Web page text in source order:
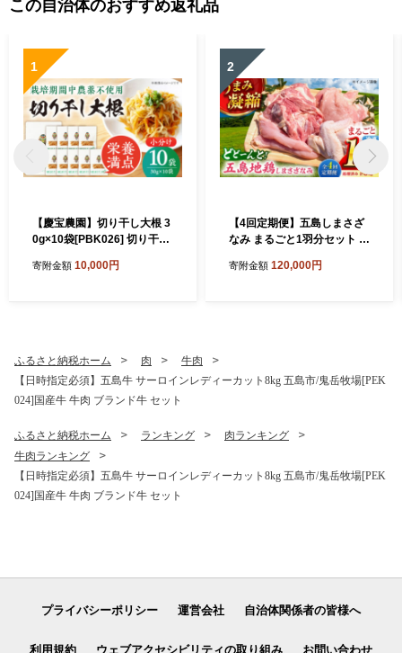
この自治体のおすすめ返礼品
1
【慶宝農園】切り干し大根 3
0g×10袋[PBK026] 切り干し
こん 小分け 野菜 乾物 乾燥
寄附金額 10,000円
2
【4回定期便】五島しまさざ
なみ まるごと1羽分セット 冷
なみ農園 [PHH003]
寄附金額 120,000円
ふるさと納税ホーム 肉
牛肉
【日時指定必須】五島牛 サーロインレディーカット8kg 五島市/鬼岳牧場[PEK
024]国産牛 牛肉 ブランド牛 セット
ふるさと納税ホーム ランキング
肉ランキング
牛肉ランキング
【日時指定必須】五島牛 サーロインレディーカット8kg 五島市/鬼岳牧場[PEK
024]国産牛 牛肉 ブランド牛 セット
プライバシーポリシー 運営会社 自治体関係者の皆様へ
利用規約 ウェブアクセシビリティの取り組み お問い合わせ